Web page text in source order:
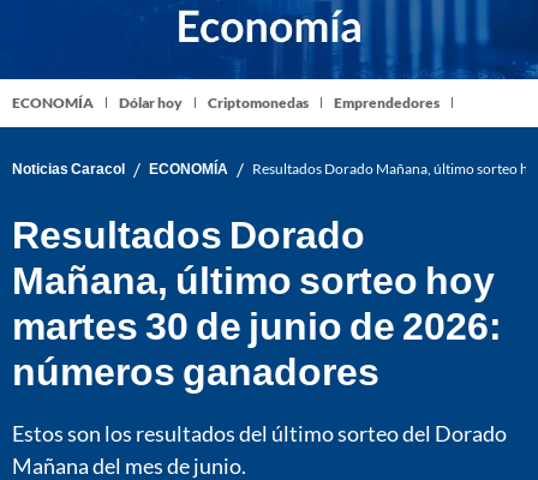
ECONOMÍA Dólar hoy Criptomonedas Emprendedores
Noticias Caracol / ECONOMÍA / Resultados Dorado Mañana, último sorteo
Resultados Dorado
Mañana, último sorteo hoy
martes 30 de junio de 2026:
números ganadores
Estos son los resultados del último sorteo del Dorado
Mañana del mes de junio.